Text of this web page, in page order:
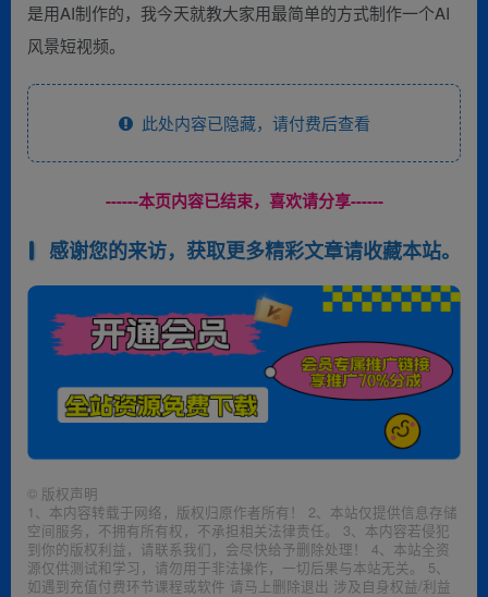
是用AI制作的，我今天就教大家用最简单的方式制作一个AI
风景短视频。
此处内容已隐藏，请付费后查看
------本页内容已结束，喜欢请分享------
感谢您的来访，获取更多精彩文章请收藏本站。
© 版权声明
1、本内容转载于网络，版权归原作者所有！ 2、本站仅提供信息存储
空间服务，不拥有所有权，不承担相关法律责任。 3、本内容若侵犯
到你的版权利益，请联系我们，会尽快给予删除处理！ 4、本站全资
源仅供测试和学习，请勿用于非法操作，一切后果与本站无关。 5、
如遇到充值付费环节课程或软件 请马上删除退出 涉及自身权益/利益